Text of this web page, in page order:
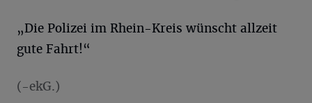
„Die Polizei im Rhein-Kreis wünscht allzeit
gute Fahrt!“
(-ekG.)